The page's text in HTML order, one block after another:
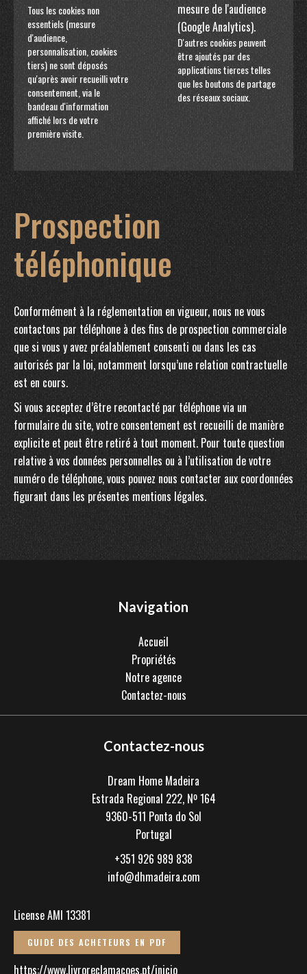
Tous les cookies non
essentiels (mesure
d'audience,
personnalisation, cookies
tiers) ne sont déposés
qu'après avoir recueilli votre
consentement, via le
bandeau d'information
affiché lors de votre
première visite.
mesure de l'audience
(Google Analytics).
D'autres cookies peuvent
être ajoutés par des
applications tierces telles
que les boutons de partage
des réseaux sociaux.
Prospection
téléphonique
Conformément à la réglementation en vigueur, nous ne vous
contactons par téléphone à des fins de prospection commerciale
que si vous y avez préalablement consenti ou dans les cas
autorisés par la loi, notamment lorsqu’une relation contractuelle
est en cours.
Si vous acceptez d’être recontacté par téléphone via un
formulaire du site, votre consentement est recueilli de manière
explicite et peut être retiré à tout moment. Pour toute question
relative à vos données personnelles ou à l’utilisation de votre
numéro de téléphone, vous pouvez nous contacter aux coordonnées
figurant dans les présentes mentions légales.
Navigation
Accueil
Propriétés
Notre agence
Contactez-nous
Contactez-nous
Dream Home Madeira
Estrada Regional 222, Nº 164
9360-511 Ponta do Sol
Portugal
+351 926 989 838
info@dhmadeira.com
License AMI 13381
GUIDE DES ACHETEURS EN PDF
https://www.livroreclamacoes.pt/inicio